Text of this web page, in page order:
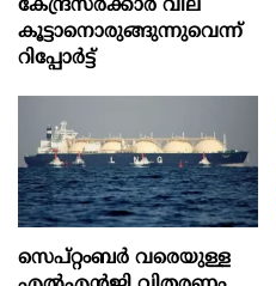
കേന്ദ്രസർക്കാർ വില
കൂട്ടാനൊരുങ്ങുന്നുവെന്ന്
റിപ്പോർട്ട്
സെപ്റ്റംബർ വരെയുള്ള